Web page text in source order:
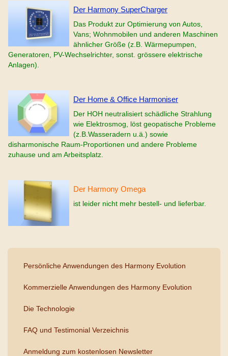
Der Harmony SuperCharger
Das Produkt zur Optimierung von Autos,
Vans; Wohnmobilen und anderen Maschinen
ähnlicher Größe (z.B. Wärmepumpen,
Generatoren, PV-Wechselrichter, sonst. grössere elektrische
Anlagen).
Der Home & Office Harmoniser
Der HOH neutralisiert schädliche Strahlung
wie Elektrosmog, löst geopatische Probleme
(z.B.Wasseradern u.ä.) sowie
disharmonische Raum-Proportionen und andere Probleme
zuhause und am Arbeitsplatz.
Der Harmony Omega
ist leider nicht mehr bestell- und lieferbar.
Persönliche Anwendungen des Harmony Evolution
Kommerzielle Anwendungen des Harmony Evolution
Die Technologie
FAQ und Testimonial Verzeichnis
Anmeldung zum kostenlosen Newsletter